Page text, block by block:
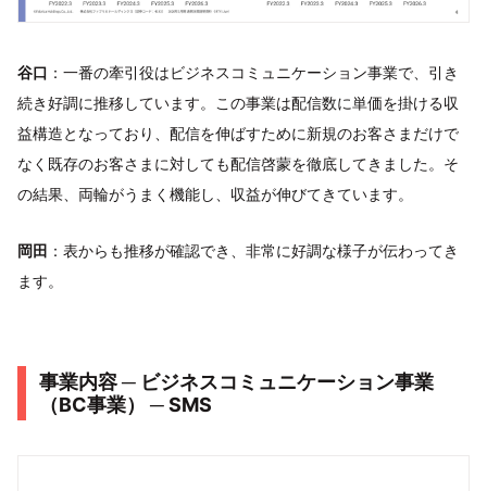
谷口 ：一番の牽引役はビジネスコミュニケーション事業で、引き
続き好調に推移しています。この事業は配信数に単価を掛ける収
益構造となっており、配信を伸ばすために新規のお客さまだけで
なく既存のお客さまに対しても配信啓蒙を徹底してきました。そ
の結果、両輪がうまく機能し、収益が伸びてきています。
岡田 ：表からも推移が確認でき、非常に好調な様子が伝わってき
ます。
事業内容 ─ ビジネスコミュニケーション事業
（BC事業） ─ SMS